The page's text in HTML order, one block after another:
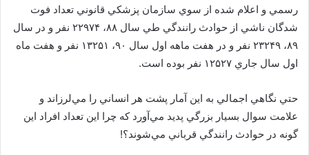
رسمي و اعلام شده از سوي سازمان پزشکي قانوني تعداد فوت
شدگان ناشي از حوادث رانندگي طي سال ۸۸، ۲۲۹۷۴ نفر و در سال
۸۹، ۲۳۲۴۹ نفر و در هفت ماهه اول سال ۹۰، ۱۳۲۵۱ نفر و هفت ماه
اول سال جاري ۱۲۵۲۷ نفر بوده است.
حتي نگاهي اجمالي به اين آمار پشت هر انساني را مي‌لرزاند و
علامت سوال بسيار بزرگي پديد مي‌آورد که چرا اين تعداد افراد اين
گونه در حوادث رانندگي قرباني مي‌شوند؟!